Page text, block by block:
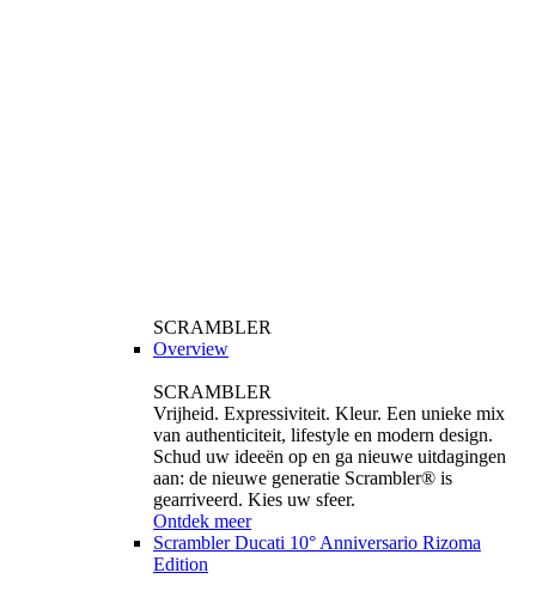
SCRAMBLER
Overview
SCRAMBLER
Vrijheid. Expressiviteit. Kleur. Een unieke mix
van authenticiteit, lifestyle en modern design.
Schud uw ideeën op en ga nieuwe uitdagingen
aan: de nieuwe generatie Scrambler® is
gearriveerd. Kies uw sfeer.
Ontdek meer
Scrambler Ducati 10° Anniversario Rizoma
Edition